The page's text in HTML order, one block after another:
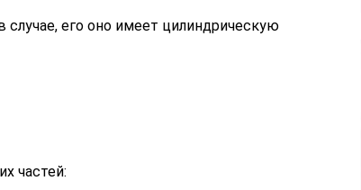
случае, его оно имеет цилиндрическую
частей: